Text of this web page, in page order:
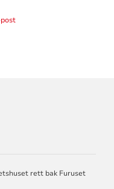
rett bak Furuset